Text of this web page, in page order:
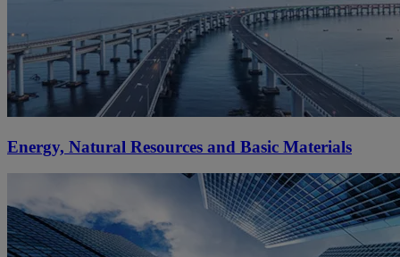
Energy, Natural Resources and Basic Materials